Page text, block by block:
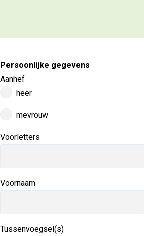
Persoonlijke gegevens
Aanhef
heer
mevrouw
Voorletters
Voornaam
Tussenvoegsel(s)